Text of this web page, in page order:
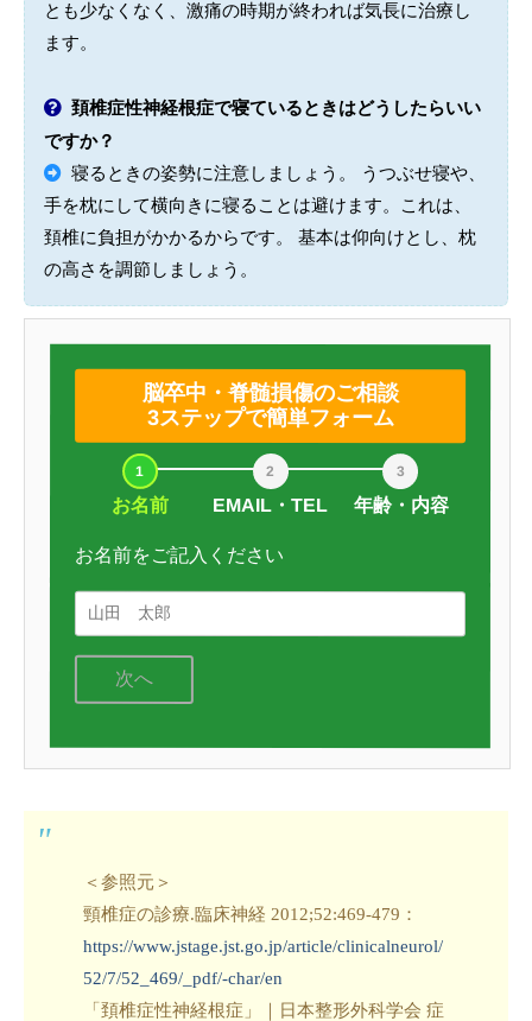
とも少なくなく、激痛の時期が終われば気長に治療し
ます。
頚椎症性神経根症で寝ているときはどうしたらいい
ですか？
寝るときの姿勢に注意しましょう。 うつぶせ寝や、
手を枕にして横向きに寝ることは避けます。これは、
頚椎に負担がかかるからです。 基本は仰向けとし、枕
の高さを調節しましょう。
脳卒中・脊髄損傷のご相談
3ステップで簡単フォーム
お名前 EMAIL・TEL 年齢・内容
お名前をご記入ください
次へ
＜参照元＞
頸椎症の診療.臨床神経 2012;52:469-479：
https://www.jstage.jst.go.jp/article/clinicalneurol/
52/7/52_469/_pdf/-char/en
「頚椎症性神経根症」｜日本整形外科学会 症